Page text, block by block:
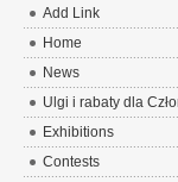
Add Link
Home
News
Ulgi i rabaty dla
Exhibitions
Contests